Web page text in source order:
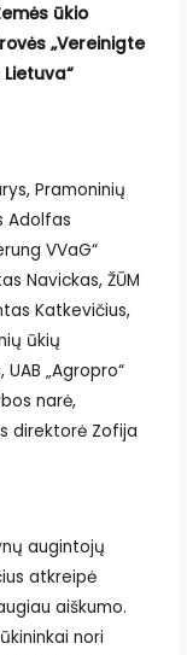
ūkio
„Vereinigte
Pramoninių
Adolfas
VVaG“
Navickas, ŽŪM
Katkevičius,
ūkių
„Agropro“
narė,
direktorė Zofija
augintojų
atkreipė
aiškumo.
nori